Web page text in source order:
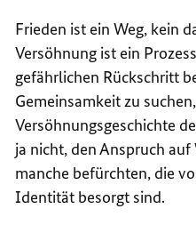
Frieden ist ein Weg, kein
Versöhnung ist ein
gefährlichen Rückschritt
Gemeinsamkeit zu
Versöhnungsgeschichte
ja nicht, den Anspruch
manche befürchten, die
Identität besorgt sind.